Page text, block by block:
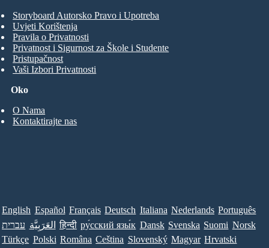
Oko
O Nama
Kontaktirajte nas
Storyboard Autorsko Pravo i Upotreba
Uvjeti Korištenja
Pravila o Privatnosti
Privatnost i Sigurnost za Škole i Studente
Pristupačnost
Vaši Izbori Privatnosti
English Español Français Deutsch Italiana Nederlands Português
עברית العَرَبِيَّة हिन्दी ру́сский язы́к Dansk Svenska Suomi Norsk
Türkçe Polski Româna Ceština Slovenský Magyar Hrvatski